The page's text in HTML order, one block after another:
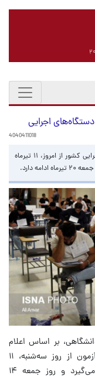
اجرایی
4040411018
ثبت‌نام سیزدهمین آزمون مشترک فراگیر دستگاه‌های اجرایی کشور از امروز، ۱۱ تیرماه
بر اساس اعلام‌
مرکز آزمون این نهاد، کارت ورود به جلسه آزمون از روز سه‌شنبه، ۱۱
شهریورماه ۱۴۰۴ در دسترس داوطلبان قرار می‌گیرد و روز جمعه ۱۴